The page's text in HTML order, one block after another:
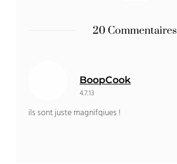
20 Commentaires
BoopCook
4.7.13
ils sont juste magnifqiues !